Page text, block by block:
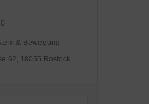
& Bewegung
62, 18055 Rostock